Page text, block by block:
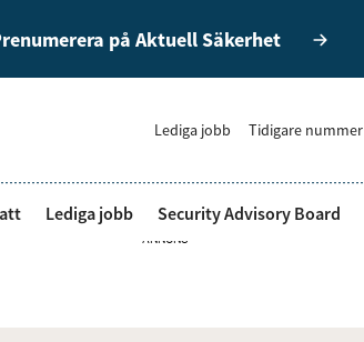
på Aktuell Säkerhet
Lediga jobb Tidigare nummer
Lediga jobb Security Advisory Board
ANNONS